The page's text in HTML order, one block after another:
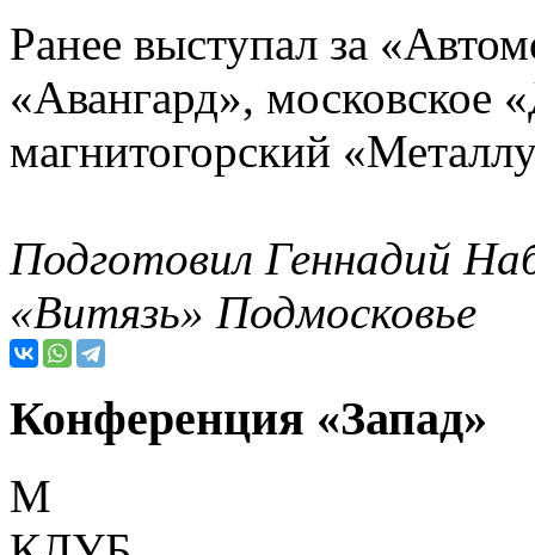
Ранее выступал за
«Авангард», московское
магнитогорский
Подготовил Геннадий
«Витязь» Подмосковье
Конференция «Запад»
М